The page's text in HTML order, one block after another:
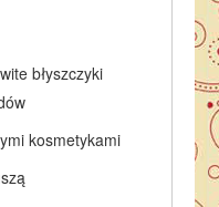
błyszczyki
kosmetykami